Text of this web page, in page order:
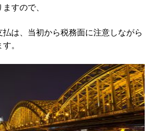
すので、
は、当初から税務面に注意しながら
。